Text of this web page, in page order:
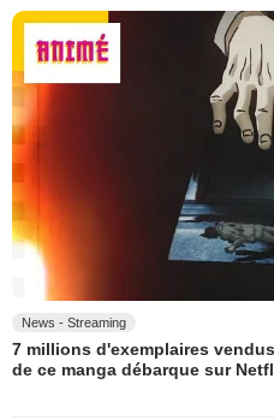
News - Streaming
7 millions d'exemplaires
de ce manga débarque sur